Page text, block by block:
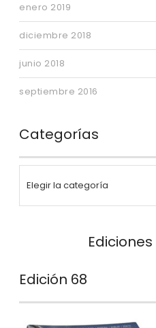
enero 2019
diciembre 2018
junio 2018
septiembre 2016
Categorías
Ediciones
Edición 68